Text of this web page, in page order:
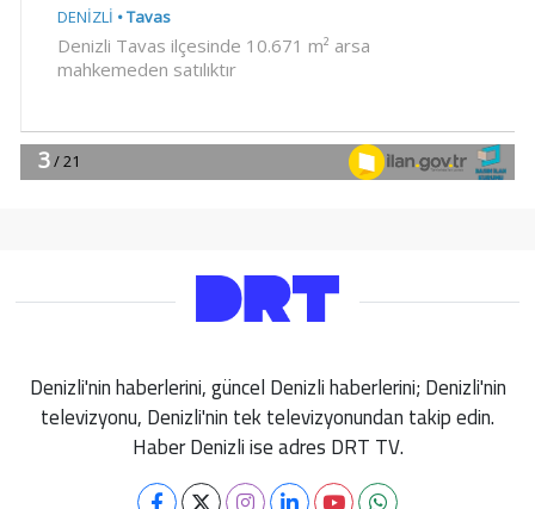
Denizli'nin haberlerini, güncel Denizli haberlerini; Denizli'nin
televizyonu, Denizli'nin tek televizyonundan takip edin.
Haber Denizli ise adres DRT TV.